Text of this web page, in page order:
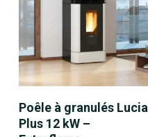
LIRE LA SUITE
Poêle à granulés Lucia
Plus 12 kW –